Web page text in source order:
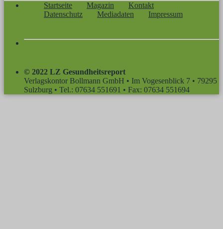
Startseite Magazin
Kontakt
Datenschutz
Mediadaten Impressum
© 2022 LZ Gesundheitsreport
Verlagskontor Bollmann GmbH • Im Vogesenblick 7 • 79295
Sulzburg • Tel.: 07634 551691 • Fax: 07634 551694